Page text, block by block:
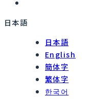
日本語
日本語
English
簡体字
繁体字
한국어